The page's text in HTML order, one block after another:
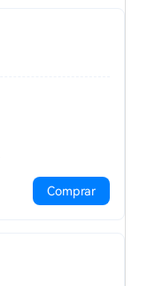
Comprar